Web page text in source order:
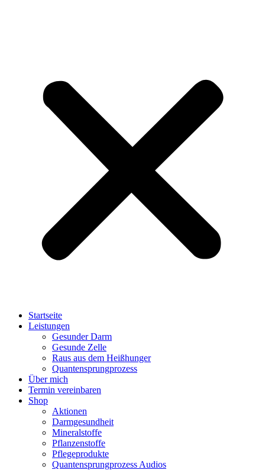
Startseite
Leistungen
Gesunder Darm
Gesunde Zelle
Raus aus dem Heißhunger
Quantensprungprozess
Über mich
Termin vereinbaren
Shop
Aktionen
Darmgesundheit
Mineralstoffe
Pflanzenstoffe
Pflegeprodukte
Quantensprungprozess Audios